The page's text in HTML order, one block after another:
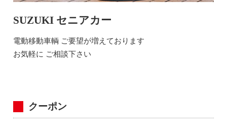
SUZUKI セニアカー
電動移動車輌 ご要望が増えております
お気軽に ご相談下さい
クーポン